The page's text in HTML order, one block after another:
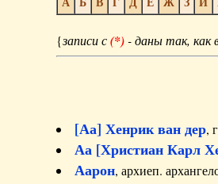
А Б В Г Д Е Ж З И
{записи с(*)- даны так, как
[Аа] Хенрик ван дер,
Аа [Христиан Карл
Аарон, архиеп.